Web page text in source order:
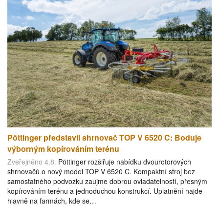
Pöttinger představil shrnovač TOP V 6520 C: Boduje
výborným kopírováním terénu
Zveřejněno 4.8. Pöttinger rozšiřuje nabídku dvourotorových
shrnovačů o nový model TOP V 6520 C. Kompaktní stroj bez
samostatného podvozku zaujme dobrou ovladatelností, přesným
kopírováním terénu a jednoduchou konstrukcí. Uplatnění najde
hlavně na farmách, kde se…